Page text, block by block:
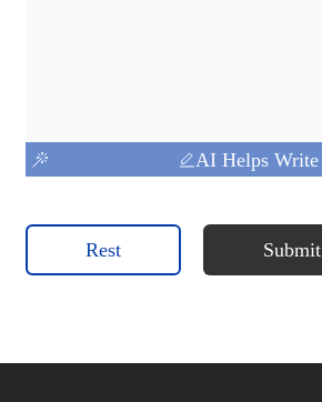
AI Helps Write
Rest Submit